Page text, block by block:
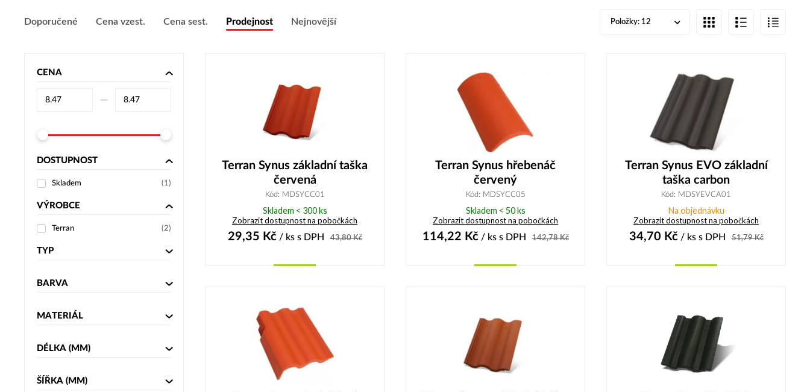
Doporučené Cena vzest. Cena sest. Prodejnost Nejnovější Položky: 12
CENA
–⁠
DOSTUPNOST
Skladem (1)
VÝROBCE
Terran (2)
TYP
BARVA
MATERIÁL
DÉLKA (MM)
ŠÍŘKA (MM)
Terran Synus základní taška
červená
Kód: MDSYCC01
Skladem < 300 ks
Zobrazit dostupnost na pobočkách
29,35 Kč/ ks s DPH 43,80Kč
Terran Synus hřebenáč
červený
Kód: MDSYCC05
Skladem < 50 ks
Zobrazit dostupnost na pobočkách
114,22 Kč/ ks s DPH 142,78Kč
Terran Synus EVO základní
taška carbon
Kód: MDSYEVCA01
Na objednávku
Zobrazit dostupnost na pobočkách
34,70 Kč/ ks s DPH 51,79Kč